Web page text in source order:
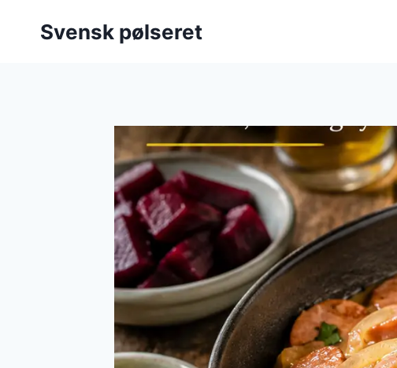
Svensk pølseret